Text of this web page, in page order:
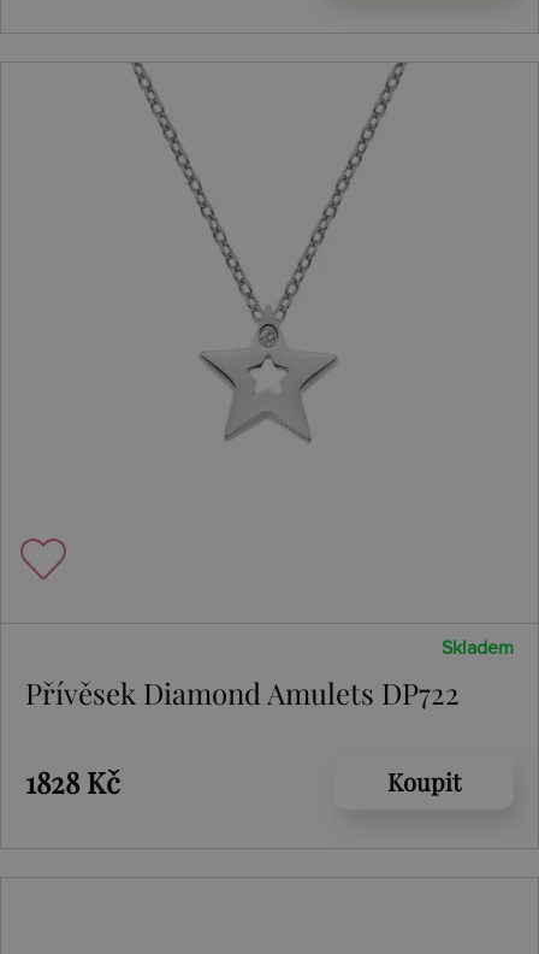
Skladem
Přívěsek Diamond Amulets DP722
1828 Kč Koupit